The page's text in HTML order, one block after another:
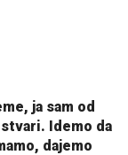
ja sam od
Idemo da
dajemo